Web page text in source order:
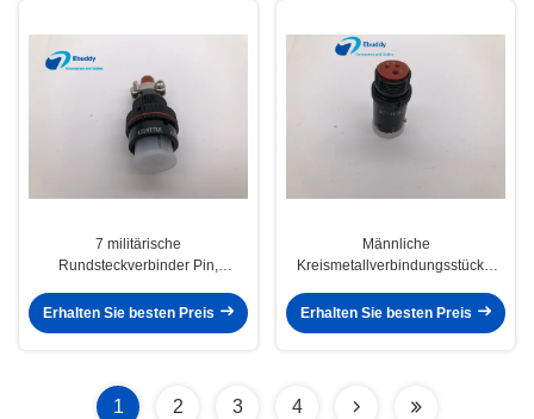
7 militärische
Rundsteckverbinder Pin,
XC18T7KH der Luftfahrt-IP50
Erhalten Sie besten Preis
Männliche
Kreismetallverbindungsstücke,
Rundsteckverbinder XC14Y3KH
Erhalten Sie besten Preis
1 2 3 4